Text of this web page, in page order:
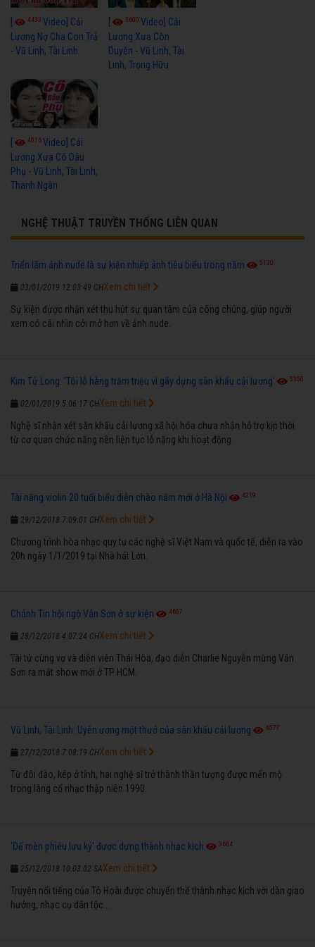
4433 Video] Cải
Lương Nợ Cha Con Trả
- Vũ Linh, Tài Linh
3600Video] Cải
Lương Xưa Còn
Duyên - Vũ Linh, Tài
Linh, Trọng Hữu
[ 4016Video] Cải
Lương Xưa Cô Dâu
Phụ - Vũ Linh, Tài Linh,
Thanh Ngân
NGHỆ THUẬT TRUYỀN THỐNG LIÊN QUAN
Triển lãm ảnh nude là sự kiện nhiếp ảnh tiêu biểu trong năm 5130
03/01/2019 12:03:49 CH
Sự kiện được nhận xét thu hút sự quan tâm của công chúng, giúp người
xem có cái nhìn cởi mở hơn về ảnh nude.
Xem chi tiết
Kim Tử Long: 'Tôi lỗ hàng trăm triệu vì gây dựng sân khấu cải lương' 5350
02/01/2019 5:06:17 CH
Nghệ sĩ nhận xét sân khấu cải lương xã hội hóa chưa nhận hỗ trợ kịp thời
từ cơ quan chức năng nên liên tục lỗ nặng khi hoạt động.
Xem chi tiết
Tài năng violin 20 tuổi biểu diễn chào năm mới ở Hà Nội 4219
29/12/2018 7:09:01 CH
Chương trình hòa nhạc quy tụ các nghệ sĩ Việt Nam và quốc tế, diễn ra vào
20h ngày 1/1/2019 tại Nhà hát Lớn.
Xem chi tiết
Chánh Tín hội ngộ Vân Sơn ở sự kiện 4657
28/12/2018 4:07:24 CH
Tài tử cùng vợ và diễn viên Thái Hòa, đạo diễn Charlie Nguyễn mừng Vân
Sơn ra mắt show mới ở TP HCM.
Xem chi tiết
Vũ Linh, Tài Linh: Uyên ương một thưở của sân khấu cải lương 6577
27/12/2018 7:08:19 CH
Từ đôi đào, kép ở tỉnh, hai nghệ sĩ trở thành thần tượng được mến mộ
trong làng cổ nhạc thập niên 1990.
Xem chi tiết
'Dế mèn phiêu lưu ký' được dựng thành nhạc kịch 3664
25/12/2018 10:03:02 SA
Truyện nổi tiếng của Tô Hoài được chuyển thể thành nhạc kịch với dàn giao
hưởng, nhạc cụ dân tộc...
Xem chi tiết